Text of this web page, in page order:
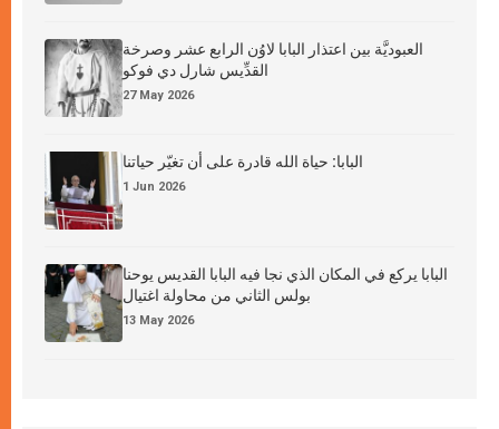
العبوديَّة بين اعتذار البابا لاوُن الرابع عشر وصرخة
القدِّيس شارل دي فوكو
27 May 2026
البابا: حياة الله قادرة على أن تغيّر حياتنا
1 Jun 2026
البابا يركع في المكان الذي نجا فيه البابا القديس يوحنا
بولس الثاني من محاولة اغتيال
13 May 2026